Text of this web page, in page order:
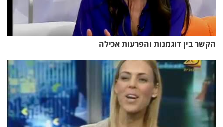
הקשר בין דוגמנות והפרעות אכילה